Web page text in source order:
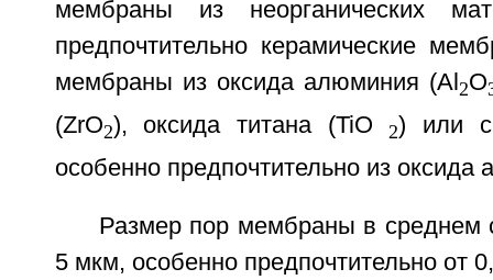
мембраны из неорганических
предпочтительно керамические
мембраны из оксида алюминия (Al 2O
(ZrO2), оксида титана (TiO 2) или
особенно предпочтительно из оксида
Размер пор мембраны в среднем
5 мкм, особенно предпочтительно от